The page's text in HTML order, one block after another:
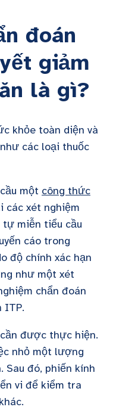
đoán
giảm
là gì?
khỏe toàn diện và
các loại thuốc
một công thức
các xét nghiệm
tự miễn tiểu cầu
cáo trong
độ chính xác hạn
như một xét
chẩn đoán
ITP.
được thực hiện.
nhỏ một lượng
Sau đó, phiến kính
vi để kiểm tra